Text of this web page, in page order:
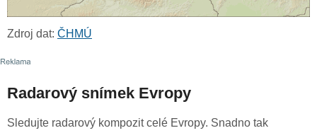
Zdroj dat: ČHMÚ
Radarový snímek Evropy
Sledujte radarový kompozit celé Evropy. Snadno tak